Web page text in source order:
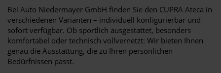
Bei Auto Niedermayer GmbH finden Sie den CUPRA Ateca in
verschiedenen Varianten – individuell konfigurierbar und
sofort verfügbar. Ob sportlich ausgestattet, besonders
komfortabel oder technisch vollvernetzt: Wir bieten Ihnen
genau die Ausstattung, die zu Ihren persönlichen
Bedürfnissen passt.